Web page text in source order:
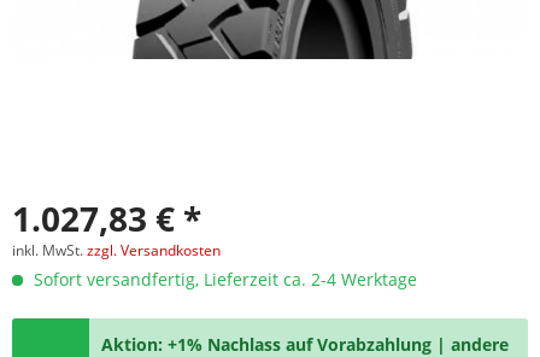
1.027,83 € *
inkl. MwSt.zzgl. Versandkosten
Sofort versandfertig, Lieferzeit ca. 2-4 Werktage
Aktion: +1% Nachlass auf Vorabzahlung | andere